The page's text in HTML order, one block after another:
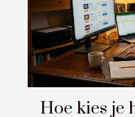
Hoe kies je